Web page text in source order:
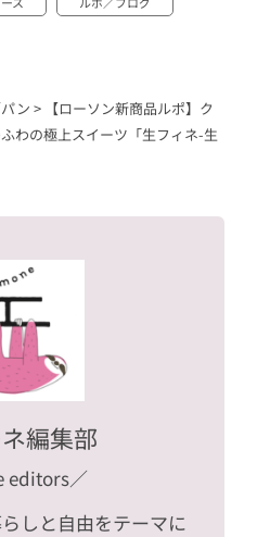
ン > 【ローソン新商品ルポ】ク
わの極上スイーツ「生フィネ-生
編集部
editors／
しと自由をテーマに